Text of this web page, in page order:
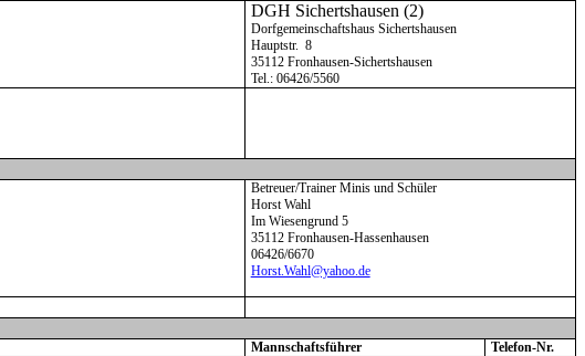
DGH Sichertshausen (2)
Dorfgemeinschaftshaus Sichertshausen
Hauptstr. 8
35112 Fronhausen-Sichertshausen
Tel.: 06426/5560
Betreuer/Trainer Minis und Schüler
Horst Wahl
Im Wiesengrund 5
35112 Fronhausen-Hassenhausen
06426/6670
Horst.Wahl@yahoo.de
Mannschaftsführer
Telefon-Nr.